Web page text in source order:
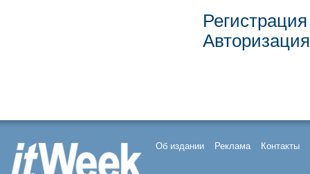
Регистрация
Авторизация
Об издании Реклама Контакты